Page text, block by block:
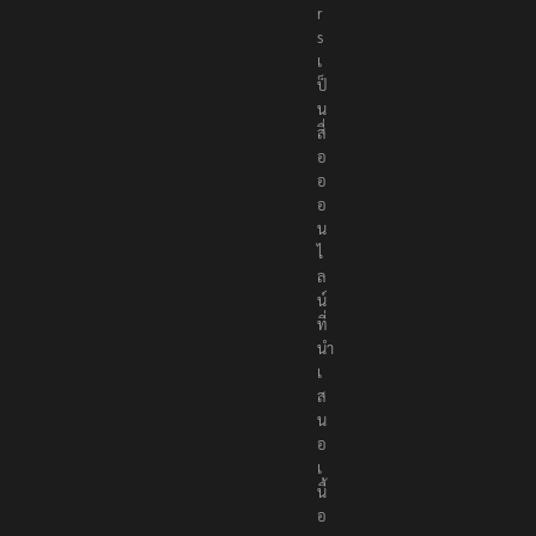
t
e
r
s
เ
ป็
น
สื่
อ
อ
อ
น
ไ
ล
น์
ที่
นำ
เ
ส
น
อ
เ